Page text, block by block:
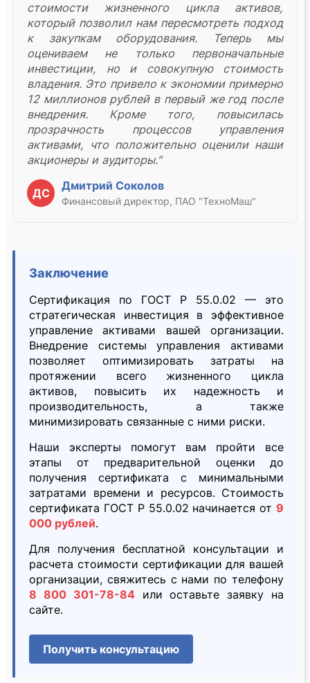
стоимости жизненного цикла активов,
который позволил нам пересмотреть подход
к закупкам оборудования. Теперь мы
оцениваем не только первоначальные
инвестиции, но и совокупную стоимость
владения. Это привело к экономии примерно
12 миллионов рублей в первый же год после
внедрения. Кроме того, повысилась
прозрачность процессов управления
активами, что положительно оценили наши
акционеры и аудиторы."
ДС
Дмитрий Соколов
Финансовый директор, ПАО "ТехноМаш"
Заключение
Сертификация по ГОСТ Р 55.0.02 — это
стратегическая инвестиция в эффективное
управление активами вашей организации.
Внедрение системы управления активами
позволяет оптимизировать затраты на
протяжении всего жизненного цикла
активов, повысить их надежность и
производительность, а также
минимизировать связанные с ними риски.
Наши эксперты помогут вам пройти все
этапы от предварительной оценки до
получения сертификата с минимальными
затратами времени и ресурсов. Стоимость
сертификата ГОСТ Р 55.0.02 начинается от 9
000 рублей.
Для получения бесплатной консультации и
расчета стоимости сертификации для вашей
организации, свяжитесь с нами по телефону
8 800 301-78-84или оставьте заявку на
сайте.
Получить консультацию